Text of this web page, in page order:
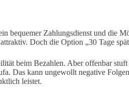
bequemer Zahlungsdienst und die
Doch die Option „30 Tage
beim Bezahlen. Aber offenbar
Das kann ungewollt negative
leistet.